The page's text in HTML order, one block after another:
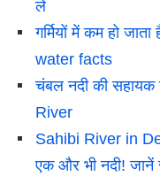
लें
गर्मियों में कम हो
water facts
चंबल नदी की
River
Sahibi River in
एक और भी नदी! जानें